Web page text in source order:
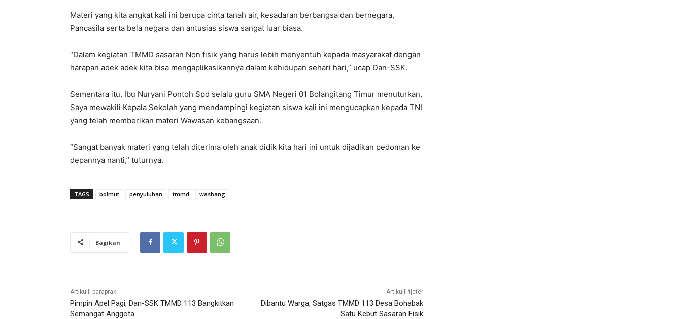
Materi yang kita angkat kali ini berupa cinta tanah air, kesadaran berbangsa dan bernegara,
Pancasila serta bela negara dan antusias siswa sangat luar biasa.
“Dalam kegiatan TMMD sasaran Non fisik yang harus lebih menyentuh kepada masyarakat dengan
harapan adek adek kita bisa mengaplikasikannya dalam kehidupan sehari hari,” ucap Dan-SSK.
Sementara itu, Ibu Nuryani Pontoh Spd selalu guru SMA Negeri 01 Bolangitang Timur menuturkan,
Saya mewakili Kepala Sekolah yang mendampingi kegiatan siswa kali ini mengucapkan kepada TNI
yang telah memberikan materi Wawasan kebangsaan.
“Sangat banyak materi yang telah diterima oleh anak didik kita hari ini untuk dijadikan pedoman ke
depannya nanti,” tuturnya.
TAGS bolmut penyuluhan tmmd wasbang
Bagikan
Artikulli paraprak
Pimpin Apel Pagi, Dan-SSK TMMD 113 Bangkitkan
Semangat Anggota
Artikulli tjetër
Dibantu Warga, Satgas TMMD 113 Desa Bohabak
Satu Kebut Sasaran Fisik